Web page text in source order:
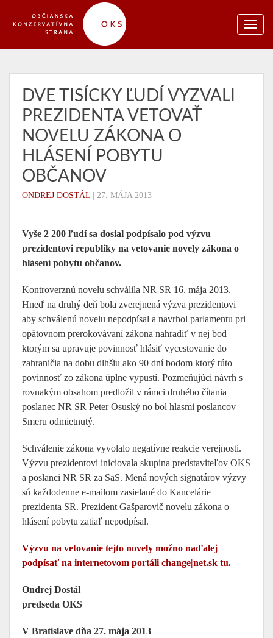
DVE TISÍCKY ĽUDÍ VYZVALI
PREZIDENTA VETOVAŤ
NOVELU ZÁKONA O
HLÁSENÍ POBYTU
OBČANOV
ONDREJ DOSTÁL 27. MÁJA 2013
Vyše 2 200 ľudí sa dosial podpísalo pod výzvu
prezidentovi republiky na vetovanie novely zákona o
hlásení pobytu občanov.
Kontroverznú novelu schválila NR SR 16. mája 2013.
Hneď na druhý deň bola zverejnená výzva prezidentovi
aby schválenú novelu nepodpísal a navrhol parlamentu pri
opätovnom prerokovávaní zákona nahradiť v nej bod
ktorým sa upravuje povinnosť hlásiť vycestovanie do
zahraničia na dobu dlhšiu ako 90 dní bodom ktorý túto
povinnosť zo zákona úplne vypustí. Pozmeňujúci návrh s
rovnakým obsahom predložil v rámci druhého čítania
poslanec NR SR Peter Osuský no bol hlasmi poslancov
Smeru odmietnutý.
Schválenie zákona vyvolalo negatívne reakcie verejnosti.
Výzvu prezidentovi iniciovala skupina predstaviteľov OKS
a poslanci NR SR za SaS. Mená nových signatárov výzvy
sú každodenne e-mailom zasielané do Kancelárie
prezidenta SR. Prezident Gašparovič novelu zákona o
hlásení pobytu zatiaľ nepodpísal.
Výzvu na vetovanie tejto novely možno naďalej
podpísať na internetovom portáli change|net.sk tu.
Ondrej Dostál
predseda OKS
V Bratislave dňa 27. mája 2013